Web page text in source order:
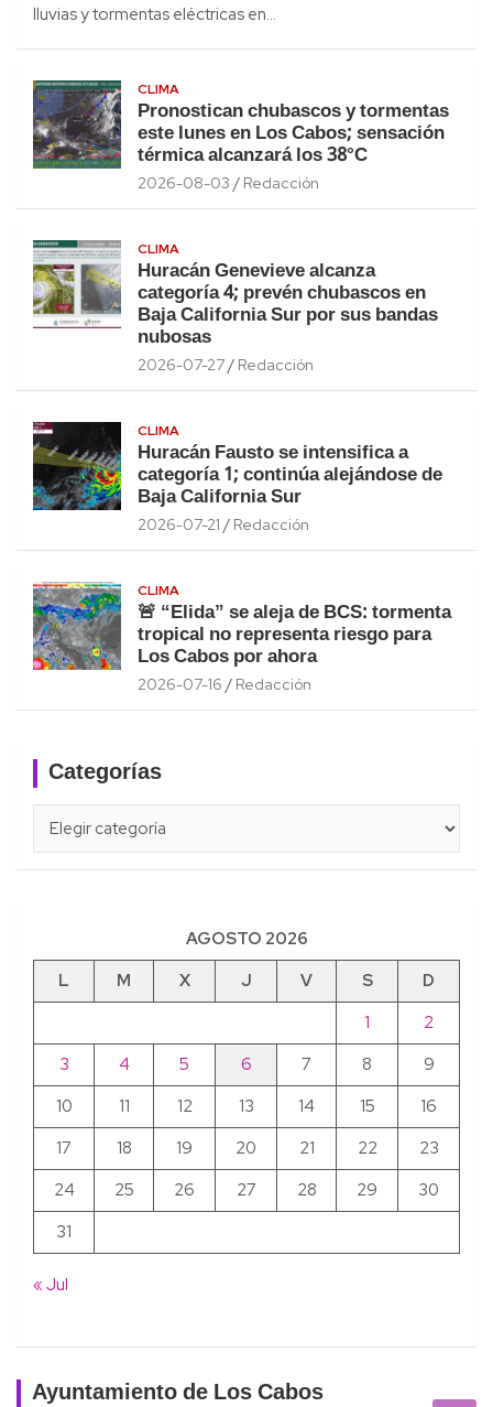
lluvias y tormentas eléctricas en…
CLIMA
Pronostican chubascos y tormentas
este lunes en Los Cabos; sensación
térmica alcanzará los 38°C
2026-08-03 Redacción
CLIMA
Huracán Genevieve alcanza
categoría 4; prevén chubascos en
Baja California Sur por sus bandas
nubosas
2026-07-27 Redacción
CLIMA
Huracán Fausto se intensifica a
categoría 1; continúa alejándose de
Baja California Sur
2026-07-21 Redacción
CLIMA
🚨 “Elida” se aleja de BCS: tormenta
tropical no representa riesgo para
Los Cabos por ahora
2026-07-16 Redacción
Categorías
AGOSTO 2026
L
M X J V S
D
1
2
3
4 5 6 7 8
9
10
11 12 13 14 15
16
17
18 19 20 21 22
23
24
25 26 27 28 29
30
31
« Jul
Ayuntamiento de Los Cabos